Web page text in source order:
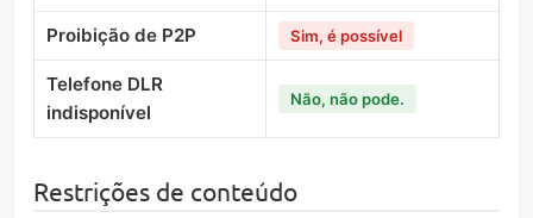
Proibição de P2P Sim, é possível
Telefone DLR
indisponível
Não, não pode.
Restrições de conteúdo